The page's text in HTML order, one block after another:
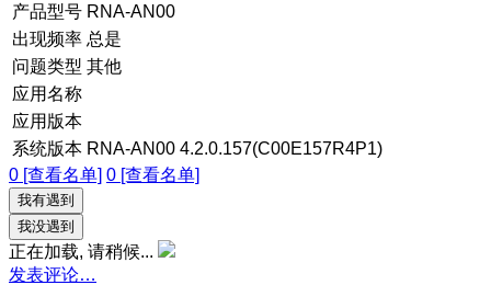
产品型号 RNA-AN00
出现频率 总是
问题类型 其他
应用名称
应用版本
系统版本 RNA-AN00 4.2.0.157(C00E157R4P1)
0 [查看名单] 0 [查看名单]
我有遇到
我没遇到
正在加载, 请稍候...
发表评论…